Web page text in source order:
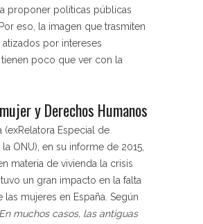
proponer políticas públicas
eso, la imagen que trasmiten
por intereses
tienen poco que ver con la
y Derechos Humanos
(exRelatora Especial de
ONU), en su informe de 2015,
materia de vivienda la crisis
un gran impacto en la falta
las mujeres en España. Según
muchos casos, las antiguas